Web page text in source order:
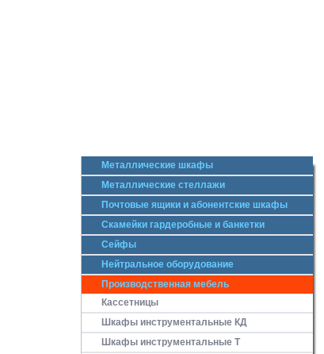
Металлические шкафы
Металлические стеллажи
Почтовые ящики и абонентские шкафы
Скамейки гардеробные и банкетки
Сейфы
Нейтральное оборудование
Производственная мебель
Кассетницы
Шкафы инструментальные КД
Шкафы инструментальные Т